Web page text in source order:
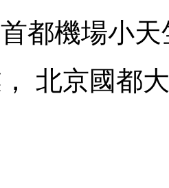
都機場小
， 北京國